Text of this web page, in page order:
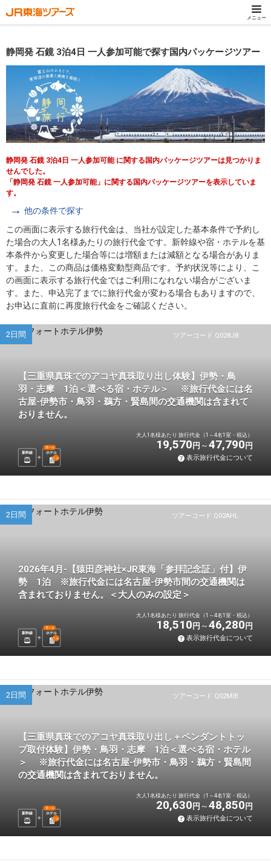
メニュー
静岡発 石鏡 3泊4日 一人参加可能で探す国内パッケージツアー
静岡発 石鏡 3泊4日 一人参加可能 に関する国内パッケージツアーは見つかりま
せんでした。
「静岡発 石鏡 一人参加可能」に関する国内パッケージツアーを表示していま
す。
他の条件で探す
この画面に表示する旅行代金は、当社が設定した基本条件で予約し
た場合の大人1名様あたりの旅行代金です。新幹線や宿・ホテルを基
本条件から変更した場合等には増額または減額となる場合がありま
す。また、この商品は価格変動型商品です。予約状況等により、こ
の画面に表示する旅行代金ではご利用になれない場合がございま
す。また、申込完了までに旅行代金が変わる場合もありますので、
お申込に直前に再度旅行代金をご確認ください。
ツアーコード Q028J8
2日間
【三重県真珠でのアコヤ真珠取り出し体験】伊勢・鳥
羽・志摩 1泊＜選べる宿・ホテル＞ ※旅行代金には名
古屋-伊勢市・鳥羽・鵜方・賢島間の交通機関は含まれて
おりません。
新幹線 ホテル
選べる
1 泊
大人1名様あたり 旅行代金（1～4名1室・税込）
19,570 円 47,790 円
表示旅行代金について
ツアーコード Q02AHL
2日間
2026年4月-【猿田彦神社×JR東海「参拝記念証」付】伊
勢 1泊 ※旅行代金には名古屋-伊勢市間の交通機関は
含まれておりません。＜大人のみの設定＞
新幹線 ホテル
選べる
1 泊
大人1名様あたり 旅行代金（1～4名1室・税込）
18,510 円 46,280 円
表示旅行代金について
ツアーコード Q02MIB
2日間
【三重県真珠でのアコヤ真珠取り出し＋ペンダントトッ
プ取付体験】伊勢・鳥羽・志摩 1泊＜選べる宿・ホテル
＞ ※旅行代金には名古屋-伊勢市・鳥羽・鵜方・賢島間
の交通機関は含まれておりません。
新幹線 ホテル
選べる
1 泊
大人1名様あたり 旅行代金（1～4名1室・税込）
20,630 円 48,850 円
表示旅行代金について